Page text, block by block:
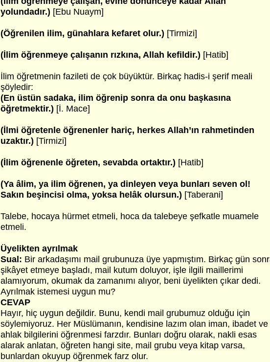
yolundadır.) [Ebu Nuaym]
(Öğrenilen ilim, günahlara kefaret olur.) [Tirmizi]
(İlim öğrenmeye çalışanın rızkına, Allah kefildir.) [Hatib]
İlim öğretmenin fazileti de çok büyüktür. Birkaç hadis-i şerif meali
şöyledir:
(En üstün sadaka, ilim öğrenip sonra da onu başkasına
öğretmektir.) [İ. Mace]
(İlmi öğretenle öğrenenler hariç, herkes Allah’ın rahmetinden
uzaktır.) [Tirmizi]
(İlim öğrenenle öğreten, sevabda ortaktır.) [Hatib]
(Ya âlim, ya ilim öğrenen, ya dinleyen veya bunları seven ol!
Sakın beşincisi olma, yoksa helâk olursun.) [Taberani]
Talebe, hocaya hürmet etmeli, hoca da talebeye şefkatle muamele
etmeli.
Üyelikten ayrılmak
Sual: Bir arkadaşımı mail grubunuza üye yapmıştım. Birkaç gün
şikâyet etmeye başladı, mail kutum doluyor, işle ilgili maillerimi
alamıyorum, okumak da zamanımı alıyor, beni üyelikten çıkar dedi.
Ayrılmak istemesi uygun mu?
CEVAP
Hayır, hiç uygun değildir. Bunu, kendi mail grubumuz olduğu için
söylemiyoruz. Her Müslümanın, kendisine lazım olan iman, ibadet ve
ahlak bilgilerini öğrenmesi farzdır. Bunları doğru olarak, nakli esas
alarak anlatan, öğreten hangi site, mail grubu veya kitap varsa,
bunlardan okuyup öğrenmek farz olur.